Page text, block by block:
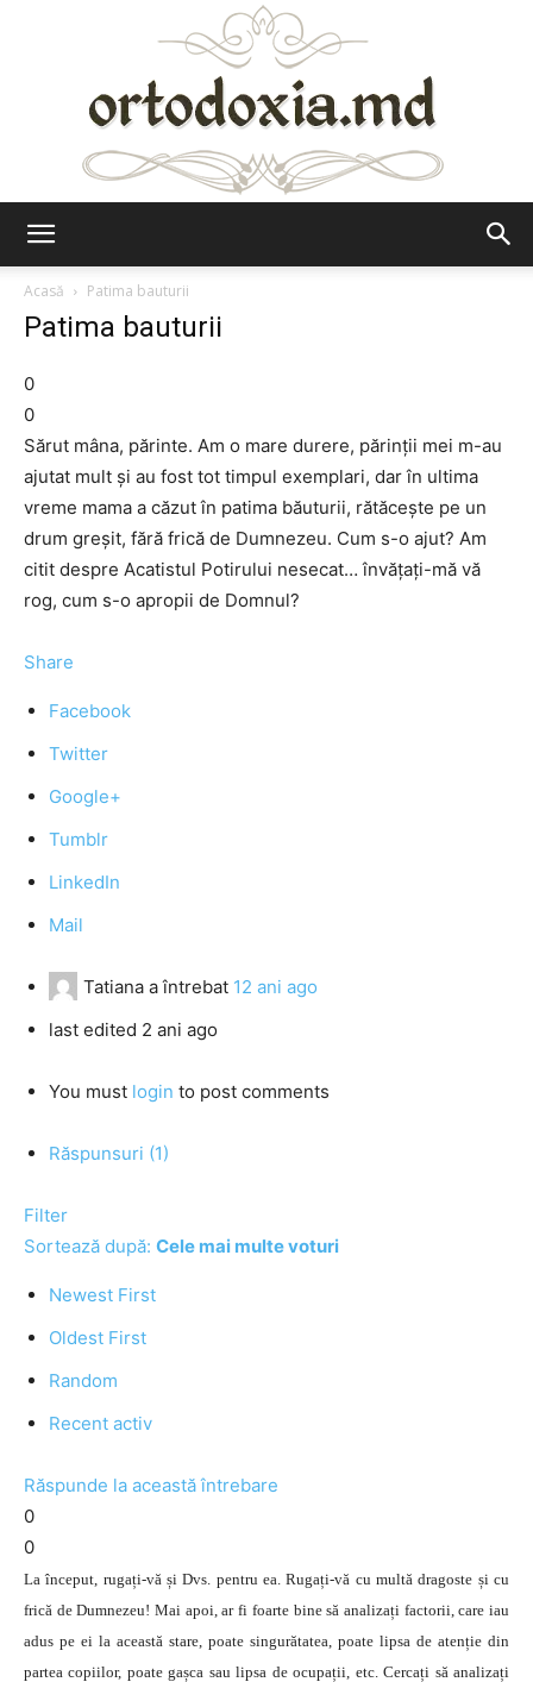
Acasă
Patima bauturii
Patima bauturii
0
0
Sărut mâna, părinte. Am o mare durere, părinții mei m-au
ajutat mult și au fost tot timpul exemplari, dar în ultima
vreme mama a căzut în patima băuturii, rătăcește pe un
drum greșit, fără frică de Dumnezeu. Cum s-o ajut? Am
citit despre Acatistul Potirului nesecat… învățați-mă vă
rog, cum s-o apropii de Domnul?
Share
Facebook
Twitter
Google+
Tumblr
LinkedIn
Mail
Tatiana a întrebat 12 ani ago
last edited 2 ani ago
You must login to post comments
Răspunsuri (1)
Filter
Sortează după: Cele mai multe voturi
Newest First
Oldest First
Random
Recent activ
Răspunde la această întrebare
0
0
La început, rugați-vă și Dvs. pentru ea. Rugați-vă cu multă dragoste și cu
frică de Dumnezeu! Mai apoi, ar fi foarte bine să analizați factorii, care iau
adus pe ei la această stare, poate singurătatea, poate lipsa de atenție din
partea copiilor, poate gașca sau lipsa de ocupații, etc. Cercați să analizați